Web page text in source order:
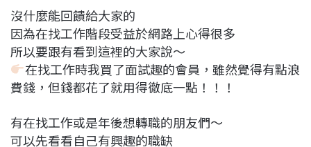
沒什麼能回饋給大家的
因為在找工作階段受益於網路上心得很多
所以要跟有看到這裡的大家說～
在找工作時我買了面試趣的會員，雖然覺得有點浪
費錢，但錢都花了就用得徹底一點！！！
有在找工作或是年後想轉職的朋友們～
可以先看看自己有興趣的職缺